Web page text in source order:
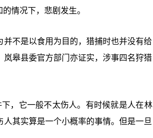
情况下，悲剧发生。
不是以食用为目的，猎捕时也并没有给
皋县委官方部门亦证实，涉事四名狩猎
，它一般不太伤人。有时候就是人在林
其实算是一个小概率的事情。但是一旦